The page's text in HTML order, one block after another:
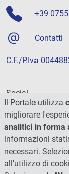
+39
Contatti
C.F./P.Iva
Social
Il Portale utilizza
migliorare
analitici in forma
informazioni
necessari.
all'utilizzo di